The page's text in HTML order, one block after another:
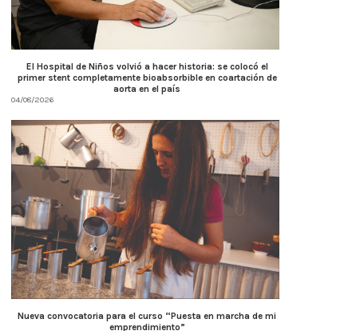
El Hospital de Niños volvió a hacer historia: se colocó el
primer stent completamente bioabsorbible en coartación de
aorta en el país
04/08/2026
Nueva convocatoria para el curso “Puesta en marcha de mi
emprendimiento”